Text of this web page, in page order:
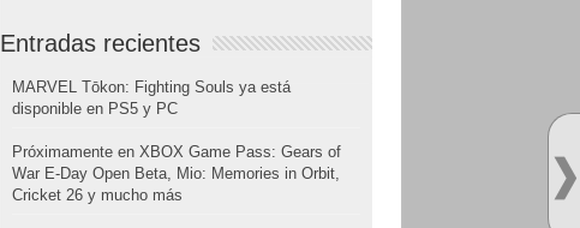
Entradas recientes
MARVEL Tōkon: Fighting Souls ya está
disponible en PS5 y PC
Próximamente en XBOX Game Pass: Gears of
War E-Day Open Beta, Mio: Memories in Orbit,
Cricket 26 y mucho más